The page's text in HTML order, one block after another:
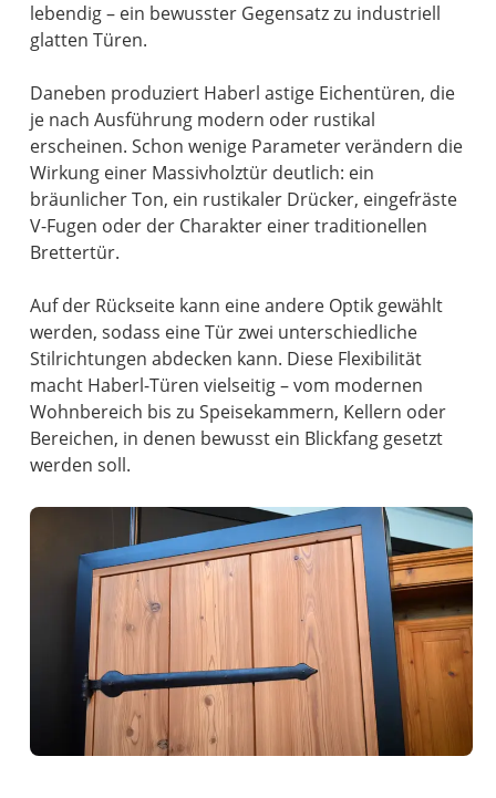
lebendig – ein bewusster Gegensatz zu industriell
glatten Türen.
Daneben produziert Haberl astige Eichentüren, die
je nach Ausführung modern oder rustikal
erscheinen. Schon wenige Parameter verändern die
Wirkung einer Massivholztür deutlich: ein
bräunlicher Ton, ein rustikaler Drücker, eingefräste
V-Fugen oder der Charakter einer traditionellen
Brettertür.
Auf der Rückseite kann eine andere Optik gewählt
werden, sodass eine Tür zwei unterschiedliche
Stilrichtungen abdecken kann. Diese Flexibilität
macht Haberl-Türen vielseitig – vom modernen
Wohnbereich bis zu Speisekammern, Kellern oder
Bereichen, in denen bewusst ein Blickfang gesetzt
werden soll.